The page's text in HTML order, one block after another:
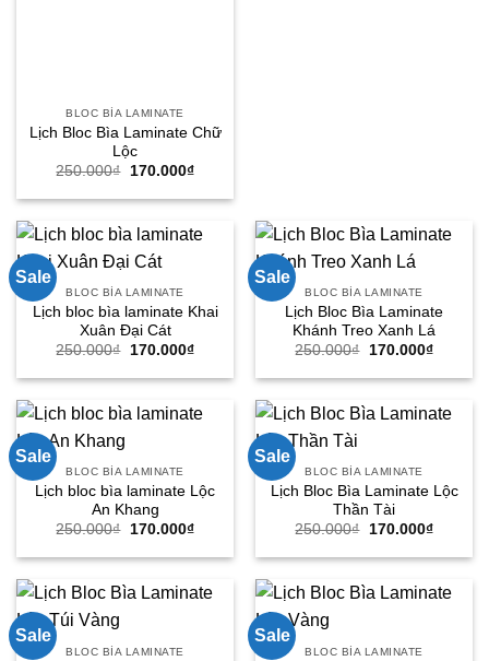
BLOC BÌA LAMINATE
Lịch Bloc Bìa Laminate Chữ
Lộc
250.000₫
Giá
là:
170.000₫Giá
tại
170.000₫.
Sale
BLOC BÌA LAMINATE
Lịch bloc bìa laminate Khai
Xuân Đại Cát
250.000₫
Giá
là:
170.000₫Giá
tại
170.000₫.
Sale
BLOC BÌA LAMINATE
Lịch Bloc Bìa Laminate
Khánh Treo Xanh Lá
250.000₫
Giá
là:
170.000₫Giá
tại
Sale
BLOC BÌA LAMINATE
Lịch bloc bìa laminate Lộc
An Khang
250.000₫
Giá
là:
170.000₫Giá
tại
170.000₫.
Sale
BLOC BÌA LAMINATE
Lịch Bloc Bìa Laminate Lộc
Thần Tài
250.000₫
Giá
là:
170.000₫Giá
tại
Sale
BLOC BÌA LAMINATE
Sale
BLOC BÌA LAMINATE